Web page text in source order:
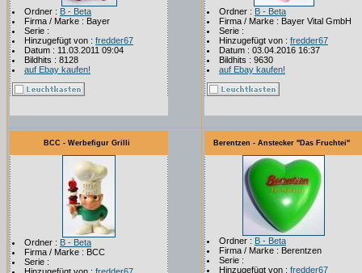
Ordner : B - Beta
Firma / Marke : Bayer
Serie :
Hinzugefügt von : fredder67
Datum : 11.03.2011 09:04
Bildhits : 8128
auf Ebay kaufen!
Ordner : B - Beta
Firma / Marke : Bayer Vital GmbH
Serie :
Hinzugefügt von : fredder67
Datum : 03.04.2016 16:37
Bildhits : 9630
auf Ebay kaufen!
BCC - Werbefigur Grilli
Ordner : B - Beta
Firma / Marke : BCC
Serie :
Berentzen - Anstecker ''Das Fruchtei''
Ordner : B - Beta
Firma / Marke : Berentzen
Serie :
Hinzugefügt von : fredder67